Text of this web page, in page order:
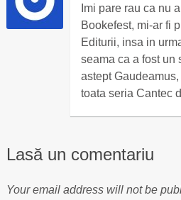
Imi pare rau ca nu
Bookefest, mi-ar fi
Editurii, insa in
seama ca a fost un
astept
toata seria Cantec
Lasă un comentariu
Your email address will not be